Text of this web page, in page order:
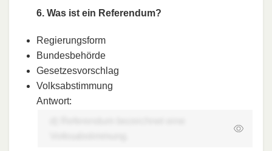
6. Was ist ein Referendum?
Regierungsform
Bundesbehörde
Gesetzesvorschlag
Volksabstimmung
Antwort: